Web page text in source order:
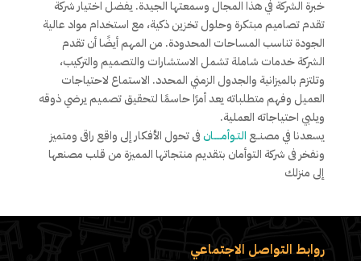
خبرة الشركة في هذا المجال وسمعتها الجيدة. يفضل اختيار شركة
تقدم تصاميم مبتكرة وحلول تخزين ذكية، مع استخدام مواد عالية
الجودة تناسب المساحات المحدودة. من المهم أيضًا أن تقدم
الشركة خدمات شاملة تشمل الاستشارات والتصميم والتركيب،
وتلتزم بالميزانية والجدول الزمني المحدد. الاستماع لاحتياجات
العميل وفهم متطلباته يعد أمرًا حاسمًا لتحقيق تصميم يرضي ذوقه
ويلبي احتياجاته العملية.
يسعدنا في مصنــع التـوأمـــــانفى تحول الأفكار إلى واقع راقى ومتميز
ونفخر فى شركة التوأمان بتقديم منتجاتها المميزة من قلب مصنعها
إلى منزلك
روابط التواصل الاجتماعي